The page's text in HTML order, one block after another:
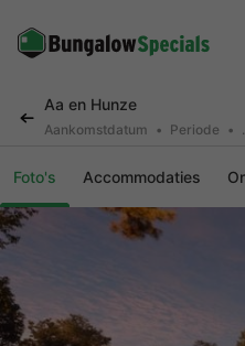
Aa en Hunze
Aankomstdatum Periode
Foto's Accommodaties